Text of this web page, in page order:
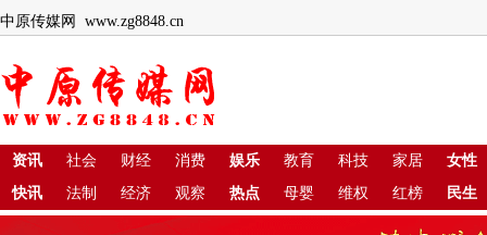
中原传媒网 www.zg8848.cn
资讯 社会 财经 消费 娱乐 教育 科技 家居
女性
快讯
法制 经济 观察 热点 母婴 维权 红榜 民生